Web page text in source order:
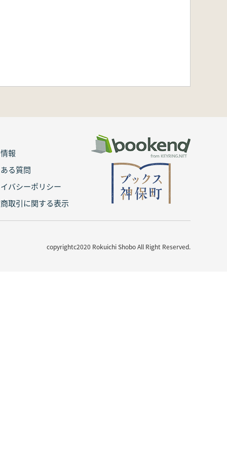
報
る質問
バシーポリシー
取引に関する表示
copyrightc2020 Rokuichi Shobo All Right Reserved.